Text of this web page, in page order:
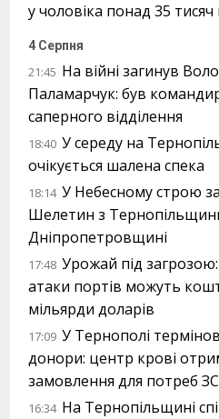
у чоловіка понад 35
4 Серпня
21:45 На війні загинув
Паламарчук: був
саперного відділення
18:40 У середу на
очікується шалена спека
18:14 У Небесному строю
Шелетин з
Дніпропетровщині
17:48 Урожай під загрозою:
атаки портів можуть
мільярди доларів
17:09 У Тернополі
донори: центр крові
замовлення для потреб
16:34 На Тернопільщині